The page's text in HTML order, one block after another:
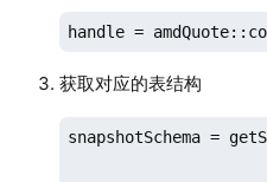
handle =
获取对应的表结构
snapshotSchema =